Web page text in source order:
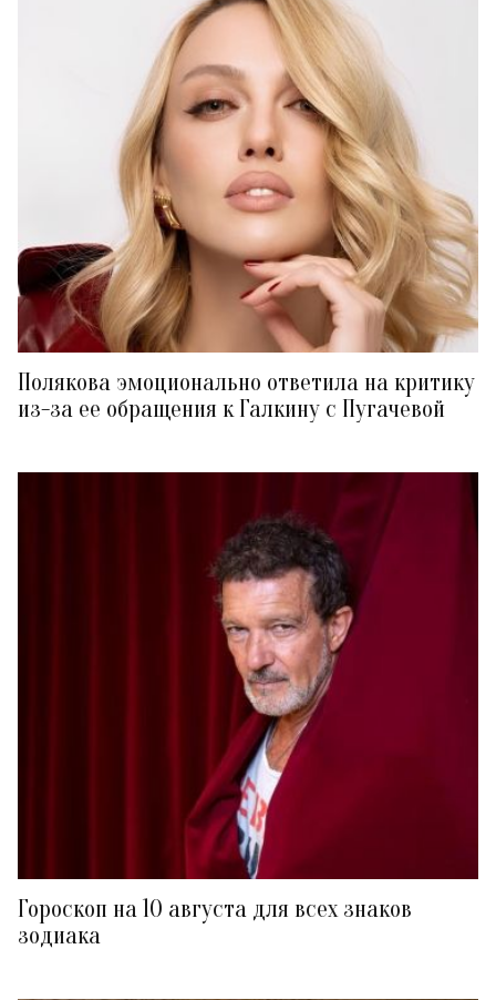
Полякова эмоционально ответила на критику
из-за ее обращения к Галкину с Пугачевой
Гороскоп на 10 августа для всех знаков
зодиака